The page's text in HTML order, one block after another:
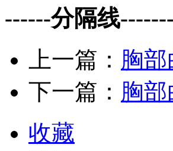
------分隔线
上一篇： 胸
下一篇： 胸
收藏